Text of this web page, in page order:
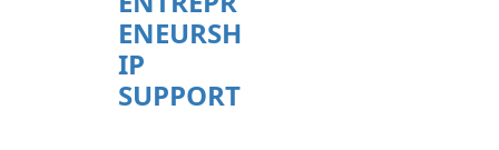
ENEURSH
IP
SUPPORT